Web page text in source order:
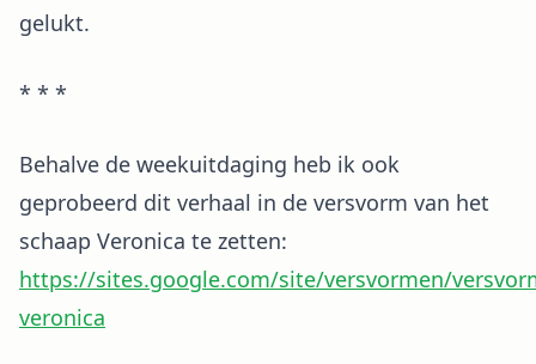
gelukt.
* * *
Behalve de weekuitdaging heb ik ook
geprobeerd dit verhaal in de versvorm van het
schaap Veronica te zetten:
https://sites.google.com/site/versvormen/
veronica